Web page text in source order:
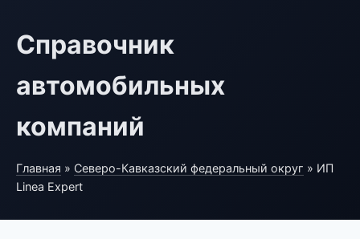
Справочник
автомобильных
компаний
Главная » Северо-Кавказский федеральный округ » ИП
Linea Expert